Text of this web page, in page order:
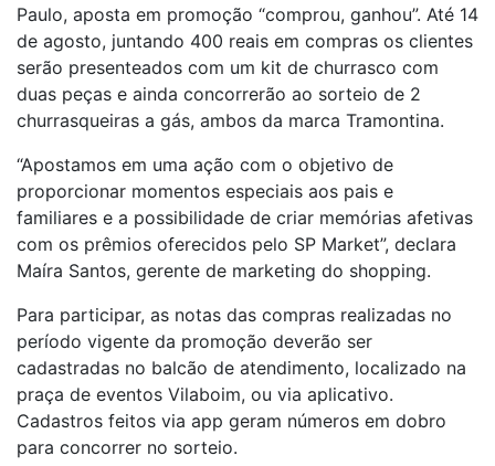
Paulo, aposta em promoção “comprou, ganhou”. Até 14
de agosto, juntando 400 reais em compras os clientes
serão presenteados com um kit de churrasco com
duas peças e ainda concorrerão ao sorteio de 2
churrasqueiras a gás, ambos da marca Tramontina.
“Apostamos em uma ação com o objetivo de
proporcionar momentos especiais aos pais e
familiares e a possibilidade de criar memórias afetivas
com os prêmios oferecidos pelo SP Market”, declara
Maíra Santos, gerente de marketing do shopping.
Para participar, as notas das compras realizadas no
período vigente da promoção deverão ser
cadastradas no balcão de atendimento, localizado na
praça de eventos Vilaboim, ou via aplicativo.
Cadastros feitos via app geram números em dobro
para concorrer no sorteio.